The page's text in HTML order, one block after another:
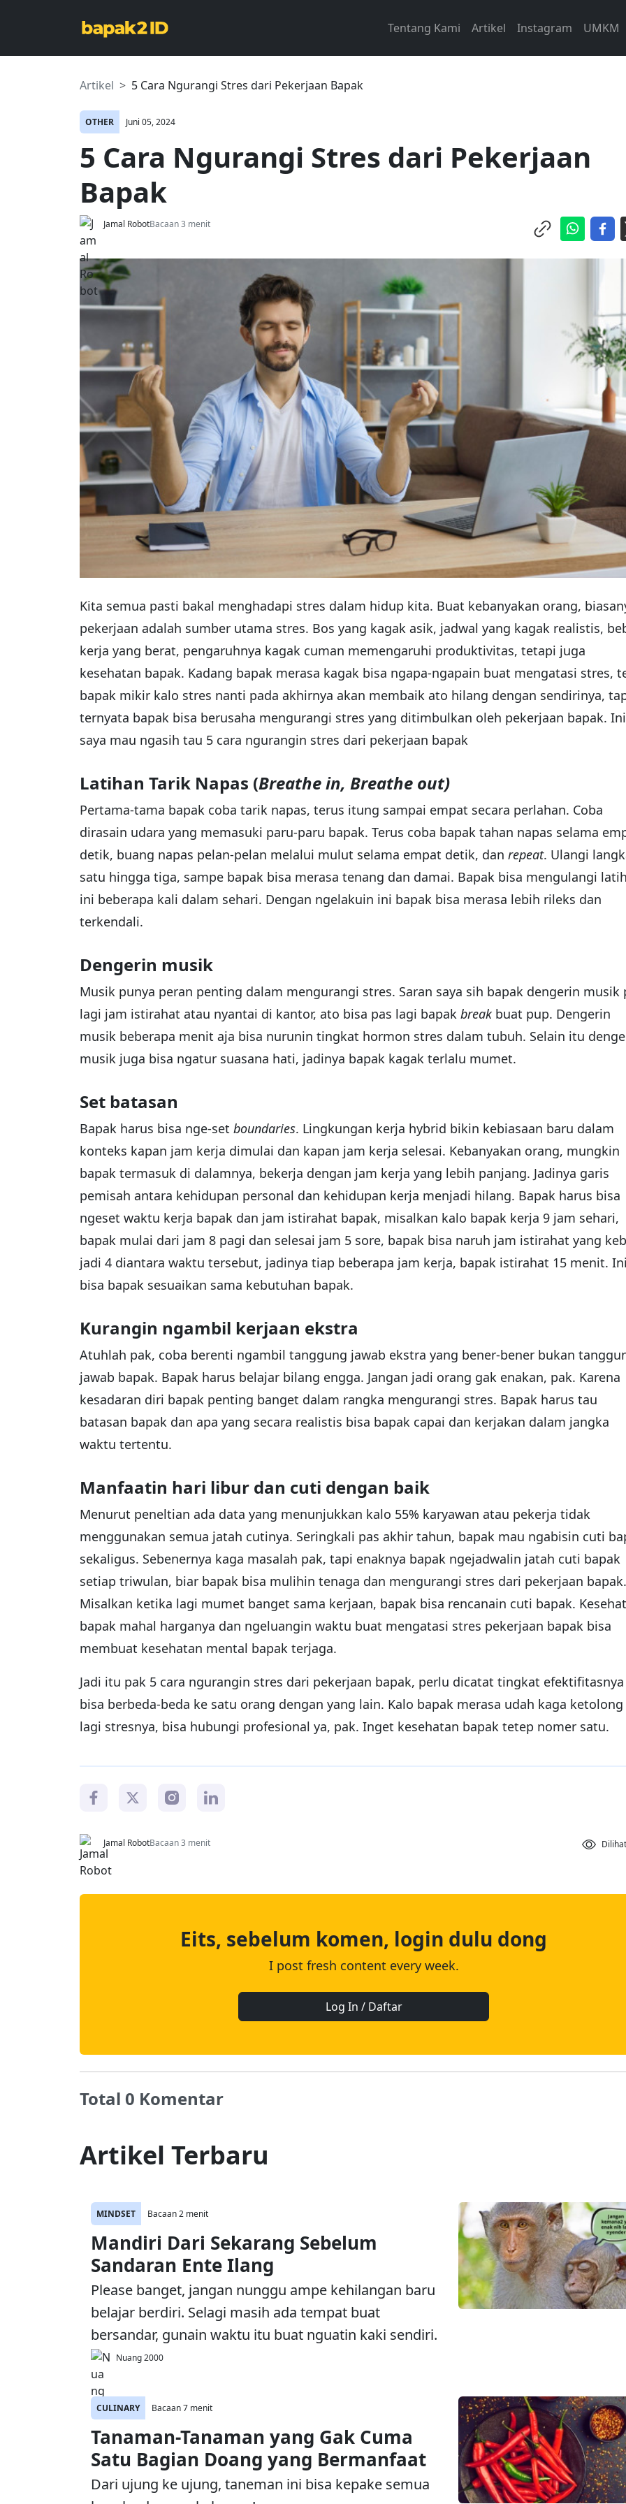
Tentang Kami Artikel Instagram UMKM
Artikel 5 Cara Ngurangi Stres dari Pekerjaan Bapak
OTHER Juni 05, 2024
5 Cara Ngurangi Stres dari Pekerjaan
Bapak
Jamal RobotBacaan 3 menit
Kita semua pasti bakal menghadapi stres dalam hidup kita. Buat kebanyakan orang,
pekerjaan adalah sumber utama stres. Bos yang kagak asik, jadwal yang kagak realistis,
kerja yang berat, pengaruhnya kagak cuman memengaruhi produktivitas, tetapi juga
kesehatan bapak. Kadang bapak merasa kagak bisa ngapa-ngapain buat mengatasi stres,
bapak mikir kalo stres nanti pada akhirnya akan membaik ato hilang dengan sendirinya,
ternyata bapak bisa berusaha mengurangi stres yang ditimbulkan oleh pekerjaan bapak. Ini
saya mau ngasih tau 5 cara ngurangin stres dari pekerjaan bapak
Latihan Tarik Napas (Breathe in, Breathe out)
Pertama-tama bapak coba tarik napas, terus itung sampai empat secara perlahan. Coba
dirasain udara yang memasuki paru-paru bapak. Terus coba bapak tahan napas selama
detik, buang napas pelan-pelan melalui mulut selama empat detik, dan repeat. Ulangi
satu hingga tiga, sampe bapak bisa merasa tenang dan damai. Bapak bisa mengulangi
ini beberapa kali dalam sehari. Dengan ngelakuin ini bapak bisa merasa lebih rileks dan
terkendali.
Dengerin musik
Musik punya peran penting dalam mengurangi stres. Saran saya sih bapak dengerin musik
lagi jam istirahat atau nyantai di kantor, ato bisa pas lagi bapak breakbuat pup. Dengerin
musik beberapa menit aja bisa nurunin tingkat hormon stres dalam tubuh. Selain itu
musik juga bisa ngatur suasana hati, jadinya bapak kagak terlalu mumet.
Set batasan
Bapak harus bisa nge-set boundaries. Lingkungan kerja hybrid bikin kebiasaan baru dalam
konteks kapan jam kerja dimulai dan kapan jam kerja selesai. Kebanyakan orang, mungkin
bapak termasuk di dalamnya, bekerja dengan jam kerja yang lebih panjang. Jadinya garis
pemisah antara kehidupan personal dan kehidupan kerja menjadi hilang. Bapak harus bisa
ngeset waktu kerja bapak dan jam istirahat bapak, misalkan kalo bapak kerja 9 jam sehari,
bapak mulai dari jam 8 pagi dan selesai jam 5 sore, bapak bisa naruh jam istirahat yang
jadi 4 diantara waktu tersebut, jadinya tiap beberapa jam kerja, bapak istirahat 15 menit. Ini
bisa bapak sesuaikan sama kebutuhan bapak.
Kurangin ngambil kerjaan ekstra
Atuhlah pak, coba berenti ngambil tanggung jawab ekstra yang bener-bener bukan
jawab bapak. Bapak harus belajar bilang engga. Jangan jadi orang gak enakan, pak. Karena
kesadaran diri bapak penting banget dalam rangka mengurangi stres. Bapak harus tau
batasan bapak dan apa yang secara realistis bisa bapak capai dan kerjakan dalam jangka
waktu tertentu.
Manfaatin hari libur dan cuti dengan baik
Menurut peneltian ada data yang menunjukkan kalo 55% karyawan atau pekerja tidak
menggunakan semua jatah cutinya. Seringkali pas akhir tahun, bapak mau ngabisin cuti
sekaligus. Sebenernya kaga masalah pak, tapi enaknya bapak ngejadwalin jatah cuti bapak
setiap triwulan, biar bapak bisa mulihin tenaga dan mengurangi stres dari pekerjaan bapak.
Misalkan ketika lagi mumet banget sama kerjaan, bapak bisa rencanain cuti bapak.
bapak mahal harganya dan ngeluangin waktu buat mengatasi stres pekerjaan bapak bisa
membuat kesehatan mental bapak terjaga.
Jadi itu pak 5 cara ngurangin stres dari pekerjaan bapak, perlu dicatat tingkat efektifitasnya
bisa berbeda-beda ke satu orang dengan yang lain. Kalo bapak merasa udah kaga ketolong
lagi stresnya, bisa hubungi profesional ya, pak. Inget kesehatan bapak tetep nomer satu.
Jamal RobotBacaan 3 menit
Eits, sebelum komen, login dulu dong
I post fresh content every week.
Log In / Daftar
Total 0 Komentar
Artikel Terbaru
MINDSET Bacaan 2 menit
Mandiri Dari Sekarang Sebelum
Sandaran Ente Ilang
Please banget, jangan nunggu ampe kehilangan baru
belajar berdiri. Selagi masih ada tempat buat
bersandar, gunain waktu itu buat nguatin kaki sendiri.
Nuang 2000
CULINARY Bacaan 7 menit
Tanaman-Tanaman yang Gak Cuma
Satu Bagian Doang yang Bermanfaat
Dari ujung ke ujung, taneman ini bisa kepake semua